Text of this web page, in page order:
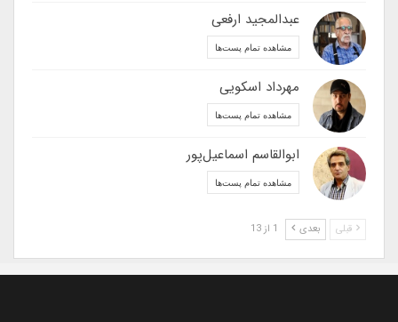
عبدالمجید ارفعی
مشاهده تمام پست‌ها
مهرداد اسکویی
مشاهده تمام پست‌ها
ابوالقاسم اسماعیل‌پور
مشاهده تمام پست‌ها
قبلی بعدی